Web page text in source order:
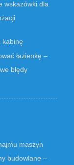
wskazówki dla
kabinę
łazienkę –
błędy
maszyn
budowlane –